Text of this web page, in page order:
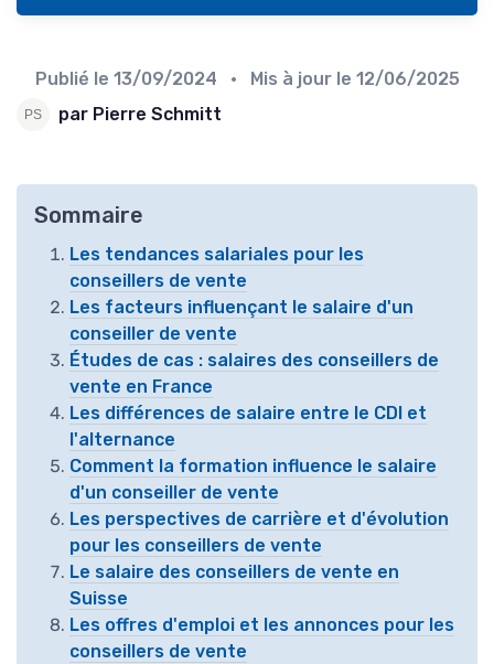
Publié le 13/09/2024 • Mis à jour le 12/06/2025
par Pierre Schmitt
Sommaire
Les tendances salariales pour les
conseillers de vente
Les facteurs influençant le salaire d'un
conseiller de vente
Études de cas : salaires des conseillers de
vente en France
Les différences de salaire entre le CDI et
l'alternance
Comment la formation influence le salaire
d'un conseiller de vente
Les perspectives de carrière et d'évolution
pour les conseillers de vente
Le salaire des conseillers de vente en
Suisse
Les offres d'emploi et les annonces pour les
conseillers de vente